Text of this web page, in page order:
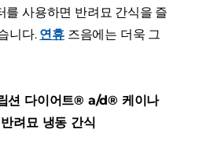
를 사용하면 반려묘 간식을 즐
니다. 연휴 즈음에는 더욱 그
션 다이어트® a/d® 케이나
려묘 냉동 간식